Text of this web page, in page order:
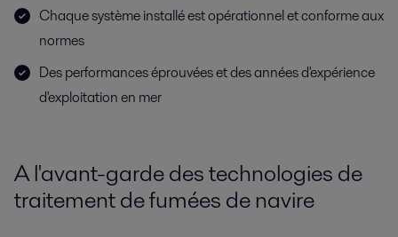
Chaque système installé est opérationnel et conforme aux
normes
Des performances éprouvées et des années d'expérience
d'exploitation en mer
A l'avant-garde des technologies de
traitement de fumées de navire